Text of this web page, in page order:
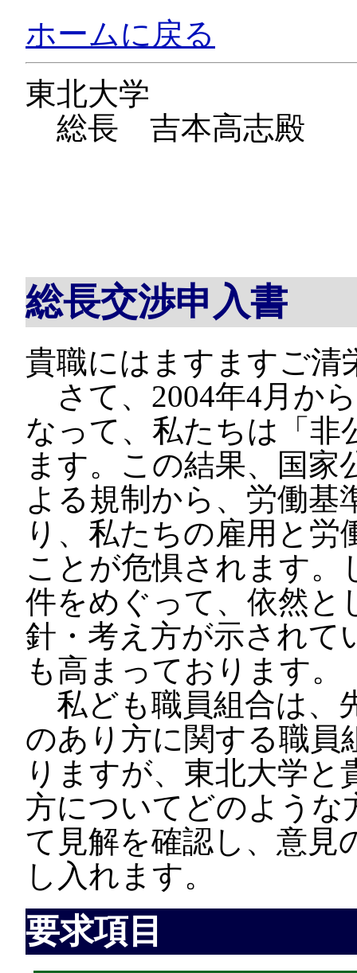
ホームに戻る
東北大学
総長 吉本高志殿
総長交渉申入書
貴職にはますますご清
さて、2004年4月か
なって、私たちは「非
ます。この結果、国家
よる規制から、労働基
り、私たちの雇用と
ことが危惧されます。
件をめぐって、依然と
針・考え方が示されて
も高まっております。
私ども職員組合は、
のあり方に関する職員
りますが、東北大学
方についてどのような
て見解を確認し、意見
し入れます。
要求項目